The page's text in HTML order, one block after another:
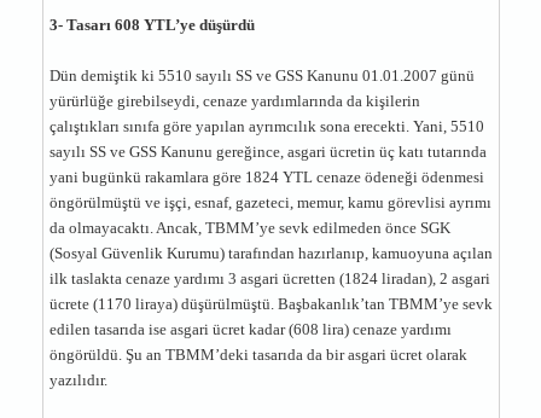
3- Tasarı 608 YTL’ye düşürdü
Dün demiştik ki 5510 sayılı SS ve GSS Kanunu 01.01.2007 günü
yürürlüğe girebilseydi, cenaze yardımlarında da kişilerin
çalıştıkları sınıfa göre yapılan ayrımcılık sona erecekti. Yani, 5510
sayılı SS ve GSS Kanunu gereğince, asgari ücretin üç katı tutarında
yani bugünkü rakamlara göre 1824 YTL cenaze ödeneği ödenmesi
öngörülmüştü ve işçi, esnaf, gazeteci, memur, kamu görevlisi ayrımı
da olmayacaktı. Ancak, TBMM’ye sevk edilmeden önce SGK
(Sosyal Güvenlik Kurumu) tarafından hazırlanıp, kamuoyuna açılan
ilk taslakta cenaze yardımı 3 asgari ücretten (1824 liradan), 2 asgari
ücrete (1170 liraya) düşürülmüştü. Başbakanlık’tan TBMM’ye sevk
edilen tasarıda ise asgari ücret kadar (608 lira) cenaze yardımı
öngörüldü. Şu an TBMM’deki tasarıda da bir asgari ücret olarak
yazılıdır.